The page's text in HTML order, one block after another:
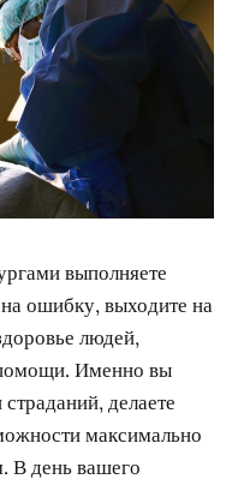
выполняете
ошибку, выходите на
людей,
Именно вы
делаете
максимально
В день вашего